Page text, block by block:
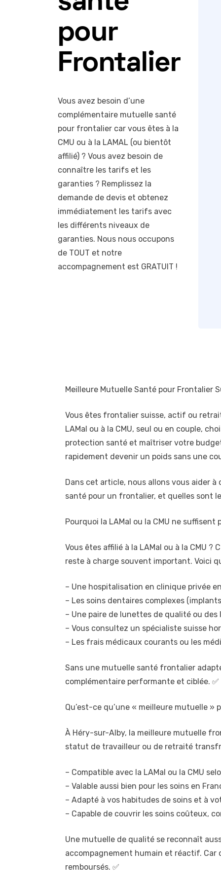
pour
Frontalier
Vous avez besoin d’une
complémentaire mutuelle santé
pour frontalier car vous êtes à la
CMU ou à la LAMAL (ou bientôt
affilié) ? Vous avez besoin de
connaître les tarifs et les
garanties ? Remplissez la
demande de devis et obtenez
immédiatement les tarifs avec
les différents niveaux de
garanties. Nous nous occupons
de TOUT et notre
accompagnement est GRATUIT !
Meilleure Mutuelle Santé pour Frontalier
Vous êtes frontalier suisse, actif ou
LAMal ou à la CMU, seul ou en couple,
protection santé et maîtriser votre
rapidement devenir un poids sans une
Dans cet article, nous allons vous aider à
santé pour un frontalier, et quelles sont
Pourquoi la LAMal ou la CMU ne suffisent
Vous êtes affilié à la LAMal ou à la CMU
reste à charge souvent important. Voici
– Une hospitalisation en clinique privée
– Les soins dentaires complexes
– Une paire de lunettes de qualité ou
– Vous consultez un spécialiste suisse
– Les frais médicaux courants ou les
Sans une mutuelle santé frontalier
complémentaire performante et ciblée. ✅
Qu’est-ce qu’une « meilleure mutuelle »
À Héry-sur-Alby, la meilleure mutuelle
statut de travailleur ou de retraité
– Compatible avec la LAMal ou la CMU
– Valable aussi bien pour les soins en
– Adapté à vos habitudes de soins et à
– Capable de couvrir les soins coûteux,
Une mutuelle de qualité se reconnaît
accompagnement humain et réactif.
remboursés. ✅